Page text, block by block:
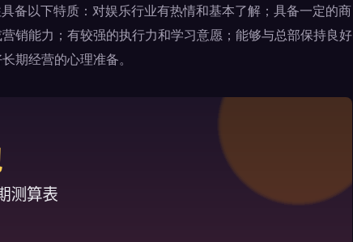
备以下特质：对娱乐行业有热情和基本了解；具备一定的商
销能力；有较强的执行力和学习意愿；能够与总部保持良好
期经营的心理准备。